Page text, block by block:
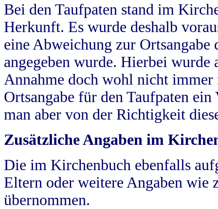
Bei den Taufpaten stand im
Herkunft. Es wurde deshalb
eine Abweichung zur
angegeben wurde. Hierbei wurde
Annahme doch wohl nicht
Ortsangabe für den Taufpaten
man aber von der Richtigkeit
Zusätzliche Angaben im
Die im Kirchenbuch ebenfalls
Eltern oder weitere Angaben wie
übernommen.